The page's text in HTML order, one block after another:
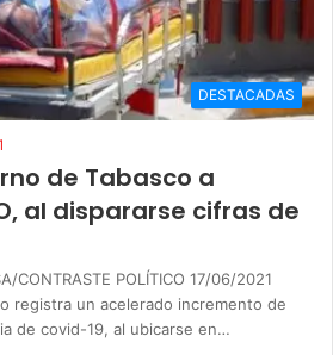
DESTACADAS
de Tabasco a
al dispararse cifras de
CONTRASTE POLÍTICO 17/06/2021
registra un acelerado incremento de
de covid-19, al ubicarse en…